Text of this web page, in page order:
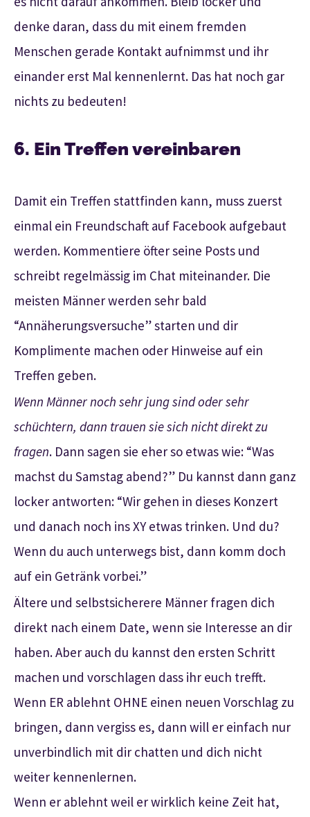
denke daran, dass du mit einem fremden
Menschen gerade Kontakt aufnimmst und ihr
einander erst Mal kennenlernt. Das hat noch gar
nichts zu bedeuten!
6. Ein Treffen vereinbaren
Damit ein Treffen stattfinden kann, muss zuerst
einmal ein Freundschaft auf Facebook aufgebaut
werden. Kommentiere öfter seine Posts und
schreibt regelmässig im Chat miteinander. Die
meisten Männer werden sehr bald
“Annäherungsversuche” starten und dir
Komplimente machen oder Hinweise auf ein
Treffen geben.
Wenn Männer noch sehr jung sind oder sehr
schüchtern, dann trauen sie sich nicht direkt zu
fragen. Dann sagen sie eher so etwas wie: “Was
machst du Samstag abend?” Du kannst dann ganz
locker antworten: “Wir gehen in dieses Konzert
und danach noch ins XY etwas trinken. Und du?
Wenn du auch unterwegs bist, dann komm doch
auf ein Getränk vorbei.”
Ältere und selbstsicherere Männer fragen dich
direkt nach einem Date, wenn sie Interesse an dir
haben. Aber auch du kannst den ersten Schritt
machen und vorschlagen dass ihr euch trefft.
Wenn ER ablehnt OHNE einen neuen Vorschlag zu
bringen, dann vergiss es, dann will er einfach nur
unverbindlich mit dir chatten und dich nicht
weiter kennenlernen.
Wenn er ablehnt weil er wirklich keine Zeit hat,